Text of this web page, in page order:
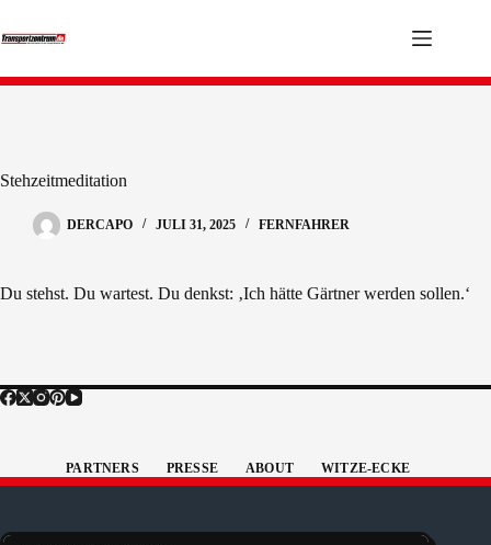
springen
Stehzeitmeditation
DERCAPO JULI 31, 2025 FERNFAHRER
Du stehst. Du wartest. Du denkst: ‚Ich hätte Gärtner werden sollen.‘
PARTNERS PRESSE ABOUT WITZE-ECKE